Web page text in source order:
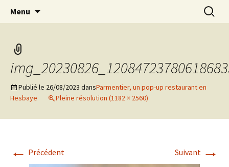
Marc Leroi
Menu
Publié le 26/08/2023 dansParmentier, un pop-up restaurant en
Hesbaye
Pleine résolution (1182 × 2560)
← Précédent Suivant →